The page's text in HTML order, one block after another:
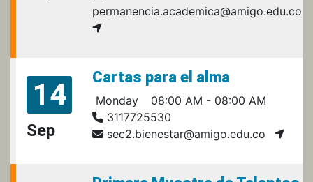
permanencia.academica@amigo.edu.co
14
Sep
Cartas para el alma
Monday
08:00 AM - 08:00 AM
3117725530
sec2.bienestar@amigo.edu.co